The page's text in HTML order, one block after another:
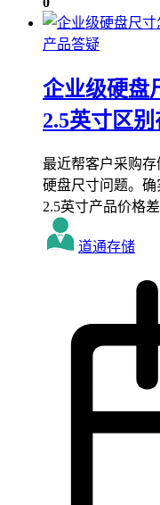
产品答疑
企业级硬盘
2.5英寸区别
最近帮客户采购
硬盘尺寸问题。确
2.5英寸产品价格
道通存储